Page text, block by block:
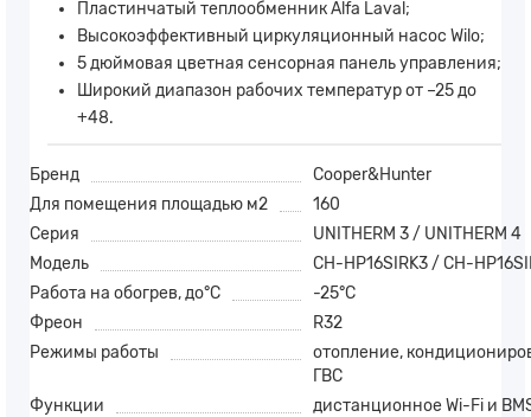
Пластинчатый теплообменник Alfa Laval;
Высокоэффективный циркуляционный насос Wilo;
5 дюймовая цветная сенсорная панель управления;
Широкий диапазон рабочих температур от –25 до
+48.
Бренд
Cooper&Hunter
Для помещения площадью м2
160
Серия
UNITHERM 3 / UNITHERM 4
Модель
CH-HP16SIRK3 / CH-
Работа на обогрев, до°С
-25°С
Фреон
R32
Режимы работы
отопление,
ГВС
Функции
дистанционное Wi-Fi и